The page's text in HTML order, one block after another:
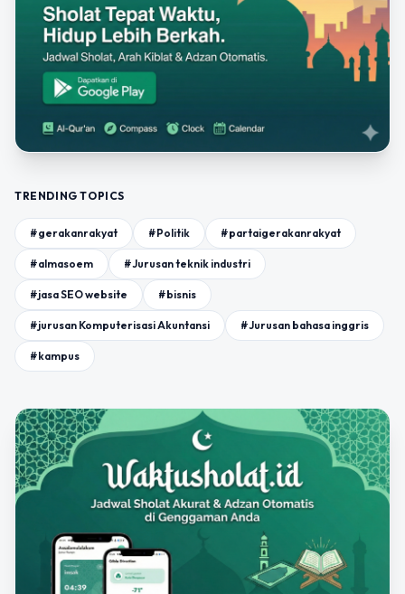
TRENDING TOPICS
#gerakanrakyat #Politik #partaigerakanrakyat
#almasoem #Jurusan teknik industri
#jasa SEO website #bisnis
#jurusan Komputerisasi Akuntansi #Jurusan bahasa inggris
#kampus